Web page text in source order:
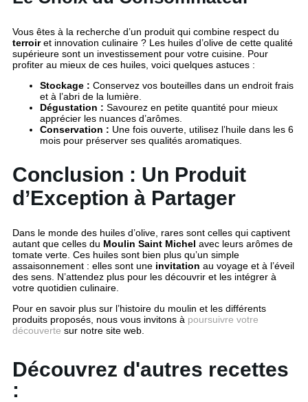
Vous êtes à la recherche d’un produit qui combine respect du
terroiret innovation culinaire ? Les huiles d’olive de cette qualité
supérieure sont un investissement pour votre cuisine. Pour
profiter au mieux de ces huiles, voici quelques astuces :
Stockage : Conservez vos bouteilles dans un endroit frais
et à l’abri de la lumière.
Dégustation : Savourez en petite quantité pour mieux
apprécier les nuances d’arômes.
Conservation : Une fois ouverte, utilisez l’huile dans les 6
mois pour préserver ses qualités aromatiques.
Conclusion : Un Produit
d’Exception à Partager
Dans le monde des huiles d’olive, rares sont celles qui captivent
autant que celles du Moulin Saint Michel avec leurs arômes de
tomate verte. Ces huiles sont bien plus qu’un simple
assaisonnement : elles sont une invitation au voyage et à l’éveil
des sens. N’attendez plus pour les découvrir et les intégrer à
votre quotidien culinaire.
Pour en savoir plus sur l’histoire du moulin et les différents
produits proposés, nous vous invitons à poursuivre votre
découverte sur notre site web.
Découvrez d'autres recettes
: